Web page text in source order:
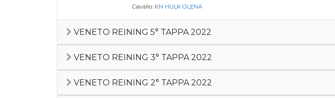
Cavallo: KN HULK OLENA
VENETO REINING 5° TAPPA 2022
VENETO REINING 3° TAPPA 2022
VENETO REINING 2° TAPPA 2022